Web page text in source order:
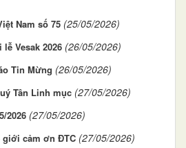
Nam số 75 (25/05/2026)
Vesak 2026 (26/05/2026)
Tin Mừng (26/05/2026)
Tân Linh mục (27/05/2026)
2026 (27/05/2026)
giới cảm ơn ĐTC (27/05/2026)